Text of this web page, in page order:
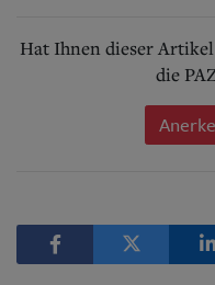
Hat Ihnen dieser
die